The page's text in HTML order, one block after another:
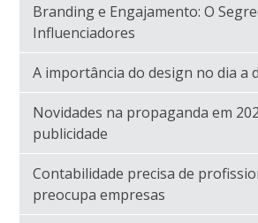
Branding e Engajamento: O
Influenciadores
A importância do design no dia a
Novidades na propaganda em
publicidade
Contabilidade precisa de
preocupa empresas